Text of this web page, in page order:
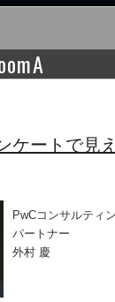
ケートで見
PwCコンサルティ
パートナー
外村 慶